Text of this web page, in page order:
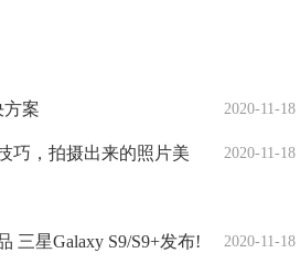
2020-11-18
方案
2020-11-18
巧，拍摄出来的照片美
2020-11-18
三星Galaxy S9/S9+发布!